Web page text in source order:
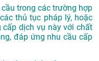
trong các trường hợp
thủ tục pháp lý, hoặc
cấp dịch vụ này với chất
đáp ứng nhu cầu cấp